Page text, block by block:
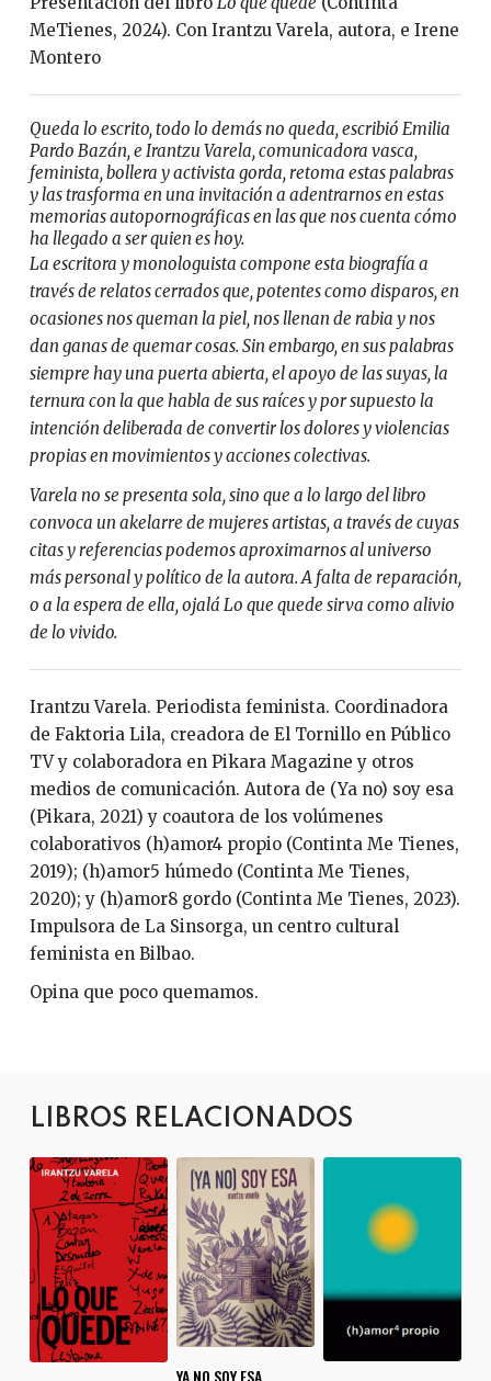
MeTienes, 2024). Con Irantzu Varela, autora, e Irene
Montero
Queda lo escrito, todo lo demás no queda, escribió Emilia
Pardo Bazán, e Irantzu Varela, comunicadora vasca,
feminista, bollera y activista gorda, retoma estas palabras
y las trasforma en una invitación a adentrarnos en estas
memorias autopornográficas en las que nos cuenta cómo
ha llegado a ser quien es hoy.
La escritora y monologuista compone esta biografía a
través de relatos cerrados que, potentes como disparos, en
ocasiones nos queman la piel, nos llenan de rabia y nos
dan ganas de quemar cosas. Sin embargo, en sus palabras
siempre hay una puerta abierta, el apoyo de las suyas, la
ternura con la que habla de sus raíces y por supuesto la
intención deliberada de convertir los dolores y violencias
propias en movimientos y acciones colectivas.
Varela no se presenta sola, sino que a lo largo del libro
convoca un akelarre de mujeres artistas, a través de cuyas
citas y referencias podemos aproximarnos al universo
más personal y político de la autora. A falta de reparación,
o a la espera de ella, ojalá Lo que quede sirva como alivio
de lo vivido.
Irantzu Varela. Periodista feminista. Coordinadora
de Faktoria Lila, creadora de El Tornillo en Público
TV y colaboradora en Pikara Magazine y otros
medios de comunicación. Autora de (Ya no) soy esa
(Pikara, 2021) y coautora de los volúmenes
colaborativos (h)amor4 propio (Continta Me Tienes,
2019); (h)amor5 húmedo (Continta Me Tienes,
2020); y (h)amor8 gordo (Continta Me Tienes, 2023).
Impulsora de La Sinsorga, un centro cultural
feminista en Bilbao.
Opina que poco quemamos.
LIBROS RELACIONADOS
YA NO SOY ESA